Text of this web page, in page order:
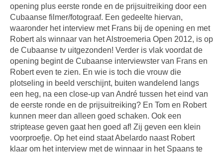
opening plus eerste ronde en de prijsuitreiking door een
Cubaanse filmer/fotograaf. Een gedeelte hiervan,
waaronder het interview met Frans bij de opening en met
Robert als winnaar van het Alstroemeria Open 2012, is op
de Cubaanse tv uitgezonden! Verder is vlak voordat de
opening begint de Cubaanse interviewster van Frans en
Robert even te zien. En wie is toch die vrouw die
plotseling in beeld verschijnt, buiten wandelend langs
een heg, na een close-up van André tussen het eind van
de eerste ronde en de prijsuitreiking? En Tom en Robert
kunnen meer dan alleen goed schaken. Ook een
striptease geven gaat hen goed af! Zij geven een klein
voorproefje. Op het eind staat Abelardo naast Robert
klaar om het interview met de winnaar in het Spaans te